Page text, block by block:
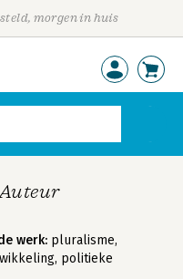
morgen in huis
werk: pluralisme,
politieke